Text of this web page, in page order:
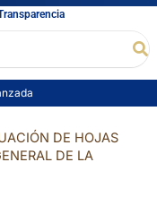
DE HOJAS
DE LA